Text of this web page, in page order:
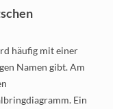
häufig mit einer
Namen gibt. Am
Ein